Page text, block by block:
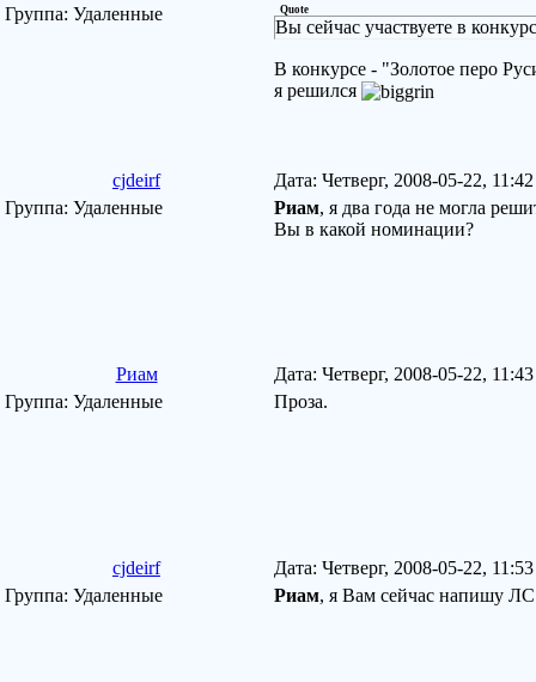
Группа: Удаленные
Quote
Вы сейчас участвуете в
В конкурсе - "Золотое перо
я решился
cjdeirf
Дата: Четверг, 2008-05-22,
Группа: Удаленные
Риам, я два года не могла
Вы в какой номинации?
Риам
Дата: Четверг, 2008-05-22,
Группа: Удаленные
Проза.
cjdeirf
Дата: Четверг, 2008-05-22,
Группа: Удаленные
Риам, я Вам сейчас напишу